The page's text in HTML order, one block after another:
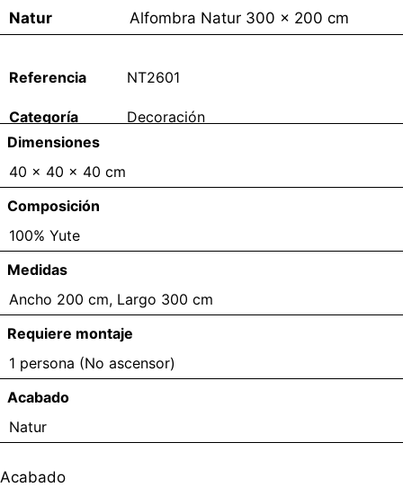
Natur Alfombra Natur 300 x 200 cm
NT2601
Categoría
Decoración
Dimensiones
40 × 40 × 40 cm
Composición
100% Yute
Medidas
Ancho 200 cm, Largo 300 cm
Requiere montaje
1 persona (No ascensor)
Acabado
Natur
Acabado